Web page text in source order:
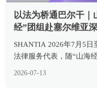
以法为桥通巴尔干｜
经”团组赴塞尔维亚
合规防线
法律服务代表，随“山海
塞尔维亚，先后拜访塞
调研在建项目6个，完成